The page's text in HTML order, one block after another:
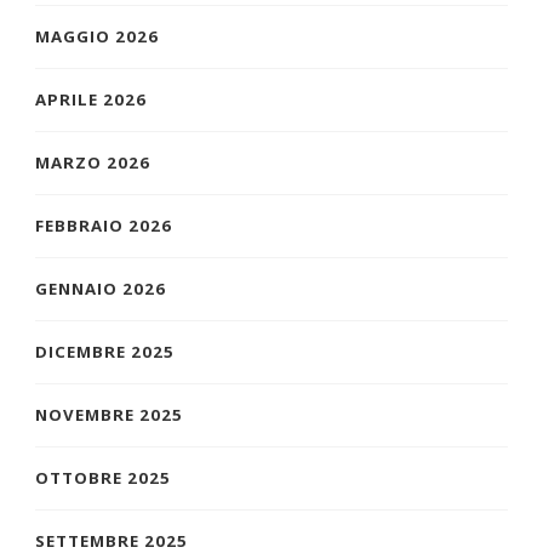
MAGGIO 2026
APRILE 2026
MARZO 2026
FEBBRAIO 2026
GENNAIO 2026
DICEMBRE 2025
NOVEMBRE 2025
OTTOBRE 2025
SETTEMBRE 2025